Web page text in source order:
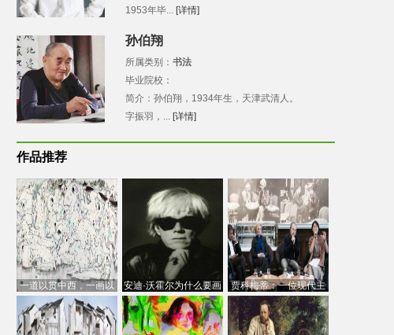
1953年毕... [详情]
孙伯翔
所属类别： 书法
毕业院校：
简介：孙伯翔，1934年生，天津武清人。
字振羽，... [详情]
作品推荐
一道以贯中西，一画以
通古今：吴冠中的绘画
创
安迪·沃霍尔为什么要画
芭比
贾科梅蒂：一位现代主
义的“当代”艺术家